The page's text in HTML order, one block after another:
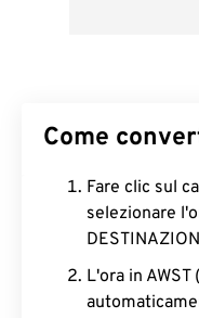
Come
Fare clic sul
selezionare
L'ora in